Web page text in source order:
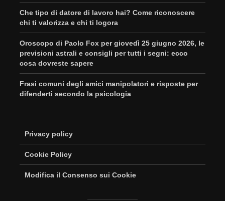
Che tipo di datore di lavoro hai? Come riconoscere
chi ti valorizza e chi ti logora
Oroscopo di Paolo Fox per giovedì 25 giugno 2026, le
previsioni astrali e consigli per tutti i segni: ecco
cosa dovreste sapere
Frasi comuni degli amici manipolatori e risposte per
difenderti secondo la psicologia
Privacy policy
Cookie Policy
Modifica il Consenso sui Cookie